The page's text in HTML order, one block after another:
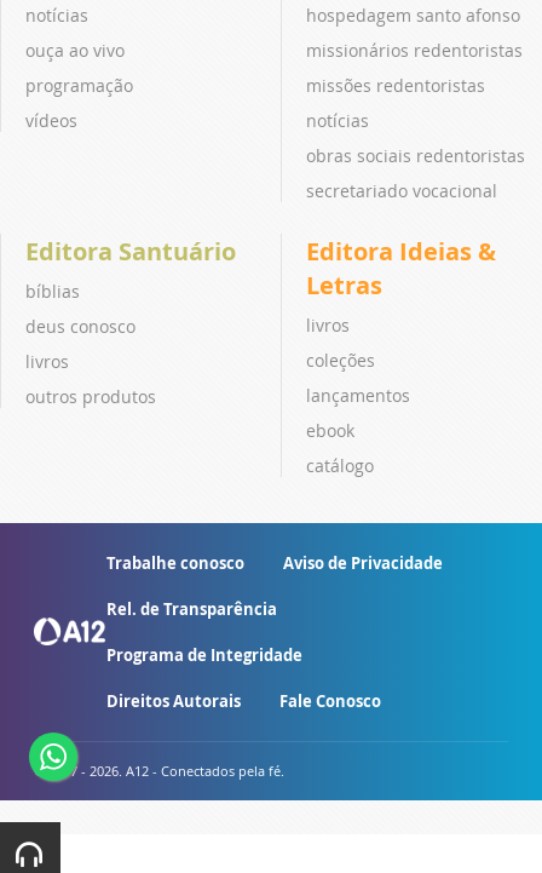
notícias
ouça ao vivo
programação
vídeos
hospedagem santo afonso
missionários redentoristas
missões redentoristas
notícias
obras sociais redentoristas
secretariado vocacional
Editora Santuário
bíblias
deus conosco
livros
outros produtos
Editora Ideias &
Letras
livros
coleções
lançamentos
ebook
catálogo
Trabalhe conosco Aviso de Privacidade
Rel. de Transparência
Programa de Integridade
Direitos Autorais Fale Conosco
© 2007 - 2026. A12 - Conectados pela fé.